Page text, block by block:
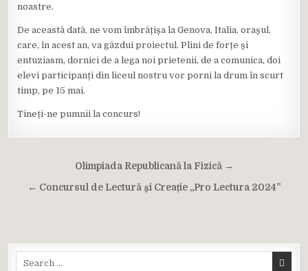
noastre.
De această dată, ne vom îmbrățișa la Genova, Italia, orașul,
care, în acest an, va găzdui proiectul. Plini de forțe și
entuziasm, dornici de a lega noi prietenii, de a comunica, doi
elevi participanți din liceul nostru vor porni la drum în scurt
timp, pe 15 mai.
Tineți-ne pumnii la concurs!
NavigareOlimpiada Republicană la Fizică →
← Concursul de Lectură și Creație „Pro Lectura 2024”